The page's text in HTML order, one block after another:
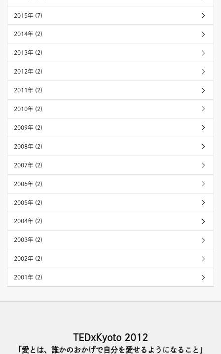
2015年 (7)
2014年 (2)
2013年 (2)
2012年 (2)
2011年 (2)
2010年 (2)
2009年 (2)
2008年 (2)
2007年 (2)
2006年 (2)
2005年 (2)
2004年 (2)
2003年 (2)
2002年 (2)
2001年 (2)
TEDxKyoto 2012
「愛とは、誰かのおかげで自分を愛せるようになること」